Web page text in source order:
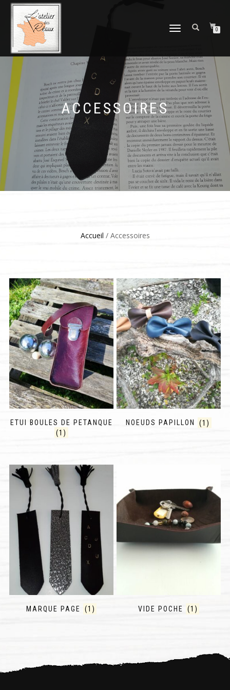
DÉPLIER
0
ACCESSOIRES
Accueil / Accessoires
ETUI BOULES DE PETANQUE
(1)
NOEUDS PAPILLON (1)
MARQUE PAGE (1) VIDE POCHE (1)